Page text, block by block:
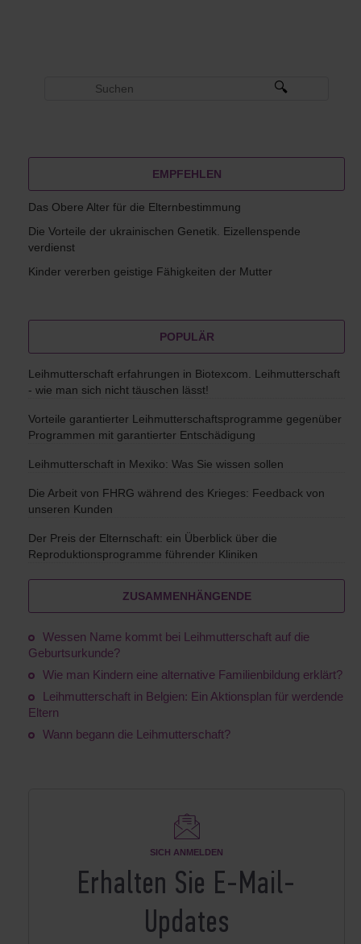
EMPFEHLEN
Das Obere Alter für die Elternbestimmung
Die Vorteile der ukrainischen Genetik. Eizellenspende
verdienst
Kinder vererben geistige Fähigkeiten der Mutter
POPULÄR
Leihmutterschaft erfahrungen in Biotexcom. Leihmutterschaft
- wie man sich nicht täuschen lässt!
Vorteile garantierter Leihmutterschaftsprogramme gegenüber
Programmen mit garantierter Entschädigung
Leihmutterschaft in Mexiko: Was Sie wissen sollen
Die Arbeit von FHRG während des Krieges: Feedback von
unseren Kunden
Der Preis der Elternschaft: ein Überblick über die
Reproduktionsprogramme führender Kliniken
ZUSAMMENHÄNGENDE
Wessen Name kommt bei Leihmutterschaft auf die
Geburtsurkunde?
Wie man Kindern eine alternative Familienbildung erklärt?
Leihmutterschaft in Belgien: Ein Aktionsplan für werdende
Eltern
Wann begann die Leihmutterschaft?
SICH ANMELDEN
Erhalten Sie E-Mail-
Updates